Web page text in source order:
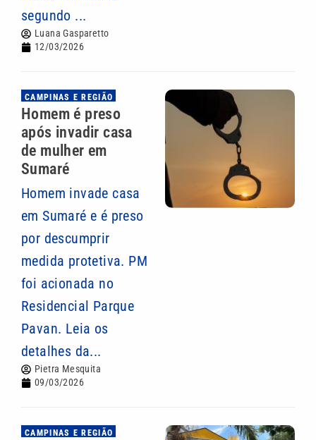
segundo ...
Luana Gasparetto
12/03/2026
CAMPINAS E REGIÃO
Homem é preso
após invadir casa
de mulher em
Sumaré
Homem invade casa
em Sumaré e é preso
por descumprir
medida protetiva. PM
foi acionada no
Residencial Parque
Pavan. Leia os
detalhes da...
Pietra Mesquita
09/03/2026
CAMPINAS E REGIÃO